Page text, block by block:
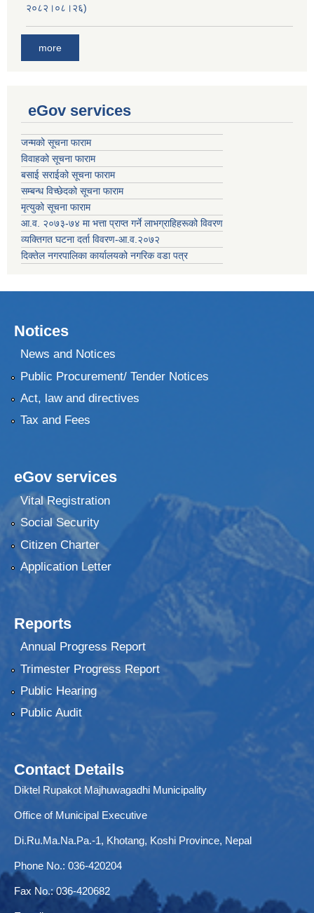
२०८२।०८।२६)
more
eGov services
जन्मको सूचना फाराम
विवाहको सूचना फाराम
बसाई सराईको सूचना फाराम
सम्बन्ध विच्छेदको सूचना फाराम
मृत्युको सूचना फाराम
आ.व. २०७३-७४ मा भत्ता प्राप्त गर्ने लाभग्राहिहरूको विवरण
व्यक्तिगत घटना दर्ता विवरण-आ.व.२०७२
दिक्तेल नगरपालिका कार्यालयको नगरिक वडा पत्र
Notices
News and Notices
Public Procurement/ Tender Notices
Act, law and directives
Tax and Fees
eGov services
Vital Registration
Social Security
Citizen Charter
Application Letter
Reports
Annual Progress Report
Trimester Progress Report
Public Hearing
Public Audit
Contact Details
Diktel Rupakot Majhuwagadhi Municipality
Office of Municipal Executive
Di.Ru.Ma.Na.Pa.-1, Khotang, Koshi Province, Nepal
Phone No.: 036-420204
Fax No.: 036-420682